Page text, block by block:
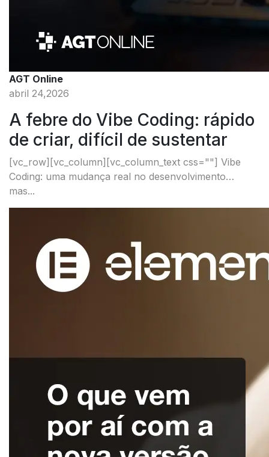
AGT Online
abril 24,2026
A febre do Vibe Coding: rápido
de criar, difícil de sustentar
[vc_row][vc_column][vc_column_text css=""] Vibe
Coding: uma mudança real no desenvolvimento…
mas...